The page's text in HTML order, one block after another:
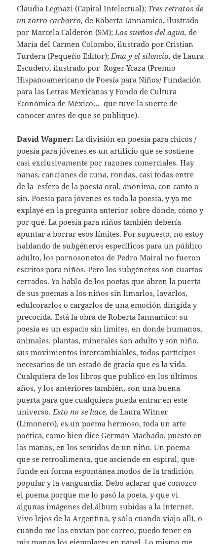
Claudia Legnazi (Capital Intelectual); Tres retratos de
un zorro cachorro, de Roberta Iannamico, ilustrado
por Marcela Calderón (SM);Los sueños del agua, de
María del Carmen Colombo, ilustrado por Cristian
Turdera (Pequeño Editor);Ema y el silencio, de Laura
Escudero, ilustrado por Roger Ycaza (Premio
Hispanoamericano de Poesía para Niños/ Fundación
para las Letras Mexicanas y Fondo de Cultura
Económica de México… que tuve la suerte de
conocer antes de que se publique).
David Wapner:La división en poesía para chicos /
poesía para jóvenes es un artificio que se sostiene
casi exclusivamente por razones comerciales. Hay
nanas, canciones de cuna, rondas, casi todas entre
de la esfera de la poesía oral, anónima, con canto o
sin. Poesía para jóvenes es toda la poesía, y ya me
explayé en la pregunta anterior sobre dónde, cómo y
por qué. La poesía para niños también debería
apuntar a borrar esos límites. Por supuesto, no estoy
hablando de subgéneros específicos para un público
adulto, los pornosonetos de Pedro Mairal no fueron
escritos para niños. Pero los subgéneros son cuartos
cerrados. Yo hablo de los poetas que abren la puerta
de sus poemas a los niños sin limarlos, lavarlos,
edulcorarlos o cargarlos de una emoción dirigida y
precocida. Está la obra de Roberta Iannamico: su
poesía es un espacio sin límites, en donde humanos,
animales, plantas, minerales son adulto y son niño,
sus movimientos intercambiables, todos partícipes
necesarios de un estado de gracia que es la vida.
Cualquiera de los libros que publicó en los últimos
años, y los anteriores también, son una buena
puerta para que cualquiera pueda entrar en este
universo.Esto no se hace, de Laura Witner
(Limonero), es un poema hermoso, toda un arte
poética, como bien dice Germán Machado, puesto en
las manos, en los sentidos de un niño. Un poema
que se retroalimenta, que asciende en espiral, que
funde en forma espontánea modos de la tradición
popular y la vanguardia. Debo aclarar que conozco
el poema porque me lo pasó la poeta, y que vi
algunas imágenes del álbum subidas a la internet.
Vivo lejos de la Argentina, y sólo cuando viajo allí, o
cuando me los envían por correo, puedo tener en